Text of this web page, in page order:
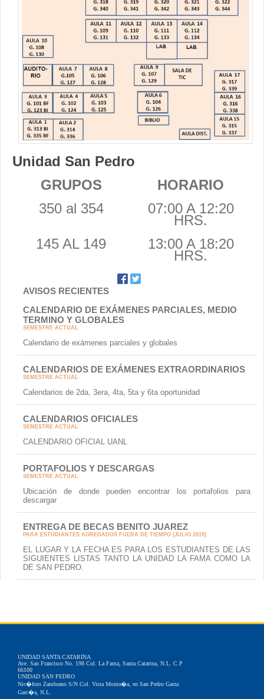
Unidad San Pedro
GRUPOS
HORARIO
350 al 354
07:00 A 12:20
HRS.
145 AL 149
13:00 A 18:20
HRS.
AVISOS RECIENTES
CALENDARIO DE EXÁMENES PARCIALES, MEDIO
TERMINO Y GLOBALES
SEMESTRE ACTUAL
Calendario de exámenes parciales y globales
CALENDARIOS DE EXÁMENES EXTRAORDINARIOS
SEMESTRE ACTUAL
Calendarios de 2da, 3era, 4ta, 5ta y 6ta oportunidad
CALENDARIOS OFICIALES
SEMESTRE ACTUAL
CALENDARIO OFICIAL UANL
PORTAFOLIOS Y DESCARGAS
SEMESTRE ACTUAL
Ubicación de donde pueden encontrar los portafolios para
descargar
ENTREGA DE BECAS BENITO JUAREZ
PARA ESTUDIANTES AGREGADOS FUERA DE TIEMPO (JULIO 2019)
EL LUGAR Y LA FECHA ES PARA LOS ESTUDIANTES DE LAS
SIGUIENTES LISTAS TANTO LA UNIDAD LA FAMA COMO LA
DE SAN PEDRO.
UNIDAD SANTA CATARINA
Ave. San Francisco No. 198 Col. La Fama, Santa Catarina, N.L. C.P
66100
UNIDAD SAN PEDRO
Nic�foro Zambrano S/N Col. Vista Monta�a, en San Pedro Garza
Garc�a, N.L.